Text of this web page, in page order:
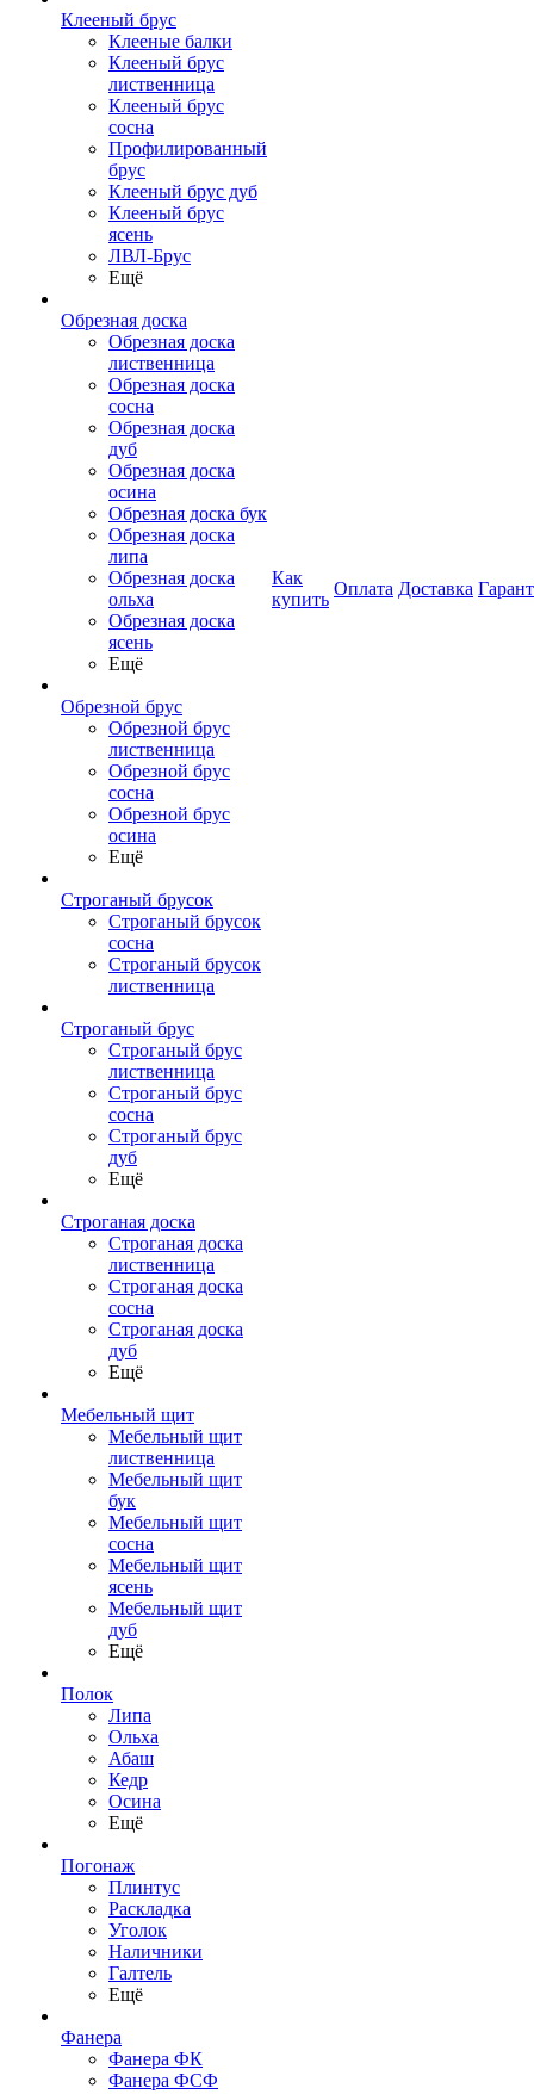
Клееный брус
Клееные балки
Клееный брус
лиственница
Клееный брус
сосна
Профилированный
брус
Клееный брус дуб
Клееный брус
ясень
ЛВЛ-Брус
Ещё
Обрезная доска
Обрезная доска
лиственница
Обрезная доска
сосна
Обрезная доска
дуб
Обрезная доска
осина
Обрезная доска бук
Обрезная доска
липа
Обрезная доска
ольха
Обрезная доска
ясень
Ещё
Обрезной брус
Обрезной брус
лиственница
Обрезной брус
сосна
Обрезной брус
осина
Ещё
Строганый брусок
Строганый брусок
сосна
Строганый брусок
лиственница
Строганый брус
Строганый брус
лиственница
Строганый брус
сосна
Строганый брус
дуб
Ещё
Строганая доска
Строганая доска
лиственница
Строганая доска
сосна
Строганая доска
дуб
Ещё
Мебельный щит
Мебельный щит
лиственница
Мебельный щит
бук
Мебельный щит
сосна
Мебельный щит
ясень
Мебельный щит
дуб
Ещё
Полок
Липа
Ольха
Абаш
Кедр
Осина
Ещё
Погонаж
Плинтус
Раскладка
Уголок
Наличники
Галтель
Ещё
Фанера
Фанера ФК
Фанера ФСФ
Как
купить
Оплата Доставка